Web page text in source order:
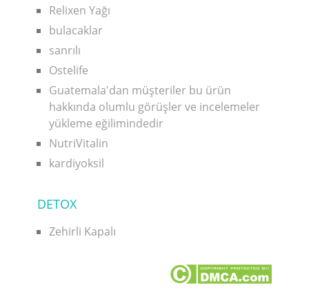
Relixen Yağı
bulacaklar
sanrılı
Ostelife
Guatemala'dan müşteriler bu ürün
hakkında olumlu görüşler ve incelemeler
yükleme eğilimindedir
NutriVitalin
kardiyoksil
DETOX
Zehirli Kapalı